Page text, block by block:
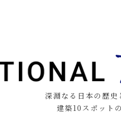
深淵なる日本の歴史
建築10スポット